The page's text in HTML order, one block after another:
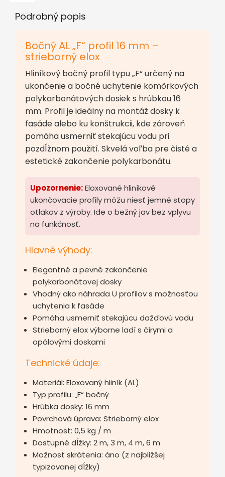
Podrobný popis
Bočný AL „F“ profil 16 mm –
strieborný elox
Hliníkový bočný profil typu „F“ určený na
ukončenie a bočné uchytenie komôrkových
polykarbonátových dosiek s hrúbkou 16
mm. Profil je ideálny na montáž dosky k
fasáde alebo ku konštrukcii, kde zároveň
pomáha usmerniť stekajúcu vodu pri
pozdĺžnom použití. Skvelá voľba pre čisté a
estetické zakončenie polykarbonátu.
Upozornenie:Eloxované hliníkové
ukončovacie profily môžu niesť jemné stopy
otlakov z výroby. Ide o bežný jav bez vplyvu
na funkčnosť.
Hlavné výhody:
Elegantné a pevné zakončenie
polykarbonátovej dosky
Vhodný ako náhrada U profilov s možnosťou
uchytenia k fasáde
Pomáha usmerniť stekajúcu dažďovú vodu
Strieborný elox výborne ladí s čírymi a
opálovými doskami
Technické údaje:
Materiál: Eloxovaný hliník (AL)
Typ profilu: „F“ bočný
Hrúbka dosky: 16 mm
Povrchová úprava: Strieborný elox
Hmotnosť: 0,5 kg / m
Dostupné dĺžky: 2 m, 3 m, 4 m, 6 m
Možnosť skrátenia: áno (z najbližšej
typizovanej dĺžky)